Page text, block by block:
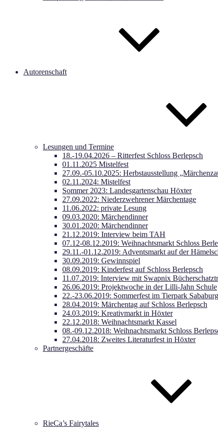
Autorenschaft
Lesungen und Termine
18.-19.04.2026 – Ritterfest Schloss Berlepsch
01.11.2025 Mistelfest
27.09.-05.10.2025: Herbstausstellung
02.11.2024: Mistelfest
Sommer 2023: Landesgartenschau Höxter
27.09.2022: Niederzwehrener Märchentage
11.06.2022: private Lesung
09.03.2020: Märchendinner
30.01.2020: Märchendinner
21.12.2019: Interview beim TAH
07.12-08.12.2019: Weihnachtsmarkt Schloss
29.11.-01.12.2019: Adventsmarkt auf der
30.09.2019: Gewinnspiel
08.09.2019: Kinderfest auf Schloss Berlepsch
11.07.2019: Interview mit Swapnix
26.06.2019: Projektwoche in der Lilli-Jahn Schule
22.-23.06.2019: Sommerfest im Tierpark Sababurg
28.04.2019: Märchentag auf Schloss Berlepsch
24.03.2019: Kreativmarkt in Höxter
22.12.2018: Weihnachtsmarkt Kassel
08.-09.12.2018: Weihnachtsmarkt Schloss
27.04.2018: Zweites Literaturfest in Höxter
Partnergeschäfte
RieCa’s Fairytales